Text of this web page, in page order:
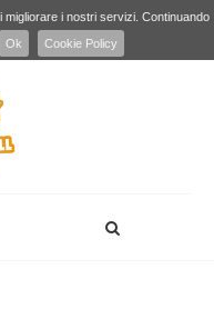
i nostri servizi. Continuando
Ok Cookie Policy